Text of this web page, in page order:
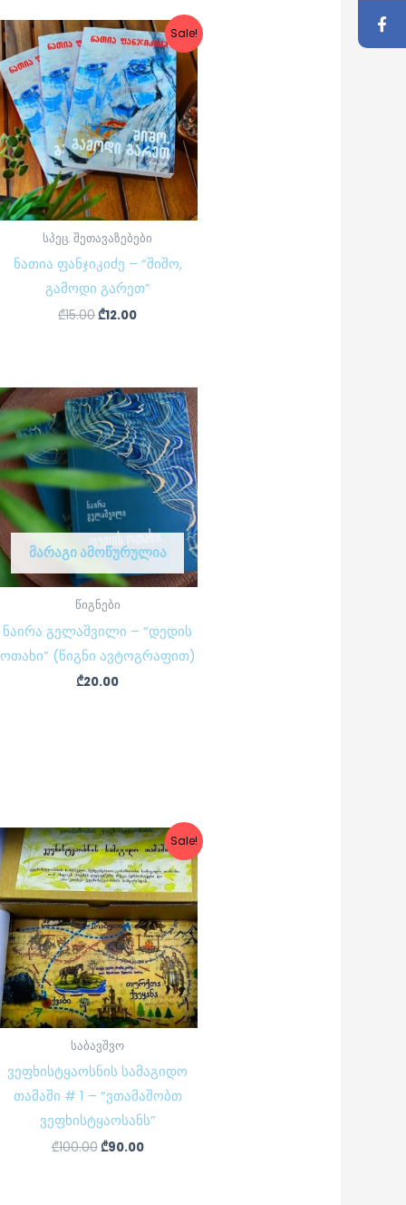
Sale!
სპეც. შეთავაზებები
ნათია ფანჯიკიძე – “შიშო,
გამოდი გარეთ”
₾15.00
Original
price
was:
₾15.00.
₾12.00
Current
price
is:
₾12.00.
ᲛᲐᲠᲐᲒᲘ ᲐᲛᲝᲬᲣᲠᲣᲚᲘᲐ
წიგნები
ნაირა გელაშვილი – “დედის
ოთახი” (წიგნი ავტოგრაფით)
₾20.00
Sale!
საბავშვო
ვეფხისტყაოსნის სამაგიდო
თამაში # 1 – “ვთამაშობთ
ვეფხისტყაოსანს”
₾100.00
Original
price
was:
₾100.00.
₾90.00
Current
price
is:
₾90.00.